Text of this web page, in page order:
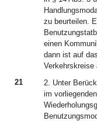
zu beurteilen.
einen
dann ist auf
Verkehrskreise
21
2. Unter
im